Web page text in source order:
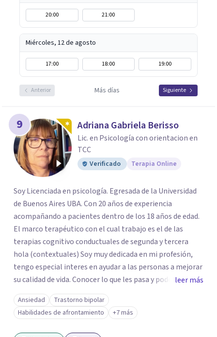
20:00 21:00
Miércoles, 12 de agosto
17:00 18:00 19:00
Anterior Más días Siguiente
9 Adriana Gabriela Berisso
Lic. en Psicología con orientacion en
TCC
Verificado Terapia Online
Soy Licenciada en psicología. Egresada de la Universidad
de Buenos Aires UBA. Con 20 años de experiencia
acompañando a pacientes dentro de los 18 años de edad.
El marco terapéutico con el cual trabajo es el de las
terapias cognitivo conductuales de segunda y tercera
hola (contextuales) Soy muy dedicada en mi profesión,
tengo especial interes en ayudar a las personas a mejorar
su calidad de vida. Conocer lo que les pasa y poder trabajar
en ello brindando las herramientas necesarias. Hay
momentos en la vida por los cuales atravezamos por
estados de ansiedad, depresión o estrés, es alli donde no
encontramos o nos parece no tener recursos para
leer más
Ansiedad
Trastorno bipolar
Habilidades de afrontamiento
+7 más